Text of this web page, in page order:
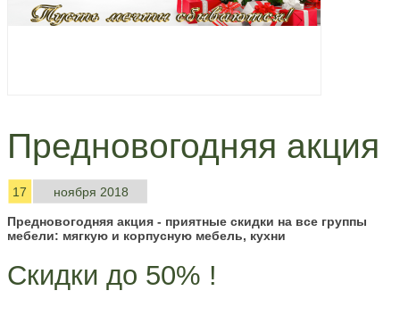
Предновогодняя акция
17 ноября 2018
Предновогодняя акция - приятные скидки на все группы
мебели: мягкую и корпусную мебель, кухни
Скидки до 50% !